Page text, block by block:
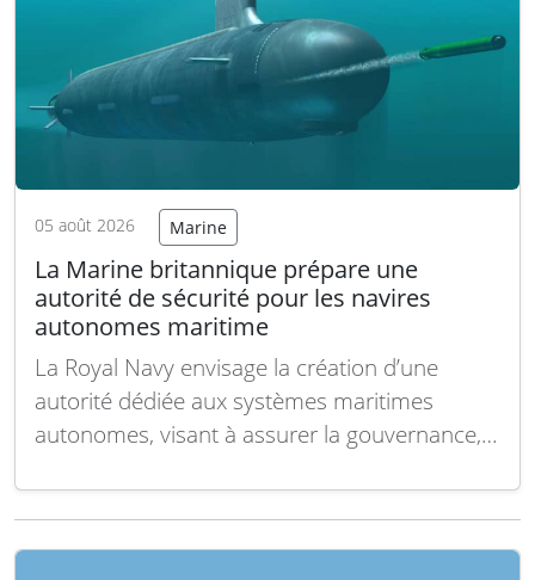
05 août 2026 Marine
La Marine britannique prépare une
autorité de sécurité pour les navires
autonomes maritime
La Royal Navy envisage la création d’une
autorité dédiée aux systèmes maritimes
autonomes, visant à assurer la gouvernance,
certification et la garantie de sécurité tout au